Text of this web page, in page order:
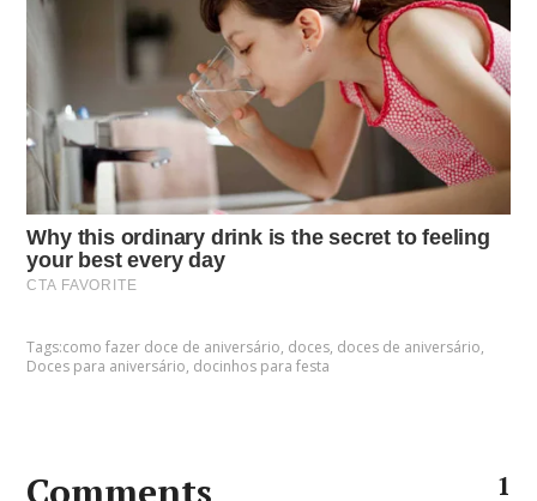
Tags:como fazer doce de aniversário, doces, doces de aniversário,
Doces para aniversário, docinhos para festa
1